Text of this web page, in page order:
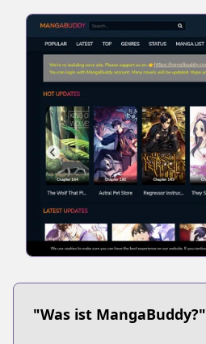
"Was ist MangaBuddy?"